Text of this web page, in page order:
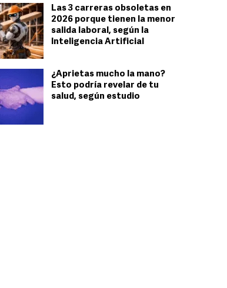
Las 3 carreras obsoletas en
2026 porque tienen la menor
salida laboral, según la
Inteligencia Artificial
¿Aprietas mucho la mano?
Esto podría revelar de tu
salud, según estudio